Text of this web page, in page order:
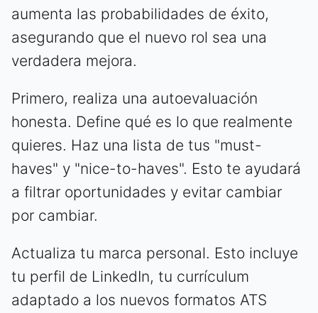
aumenta las probabilidades de éxito,
asegurando que el nuevo rol sea una
verdadera mejora.
Primero, realiza una autoevaluación
honesta. Define qué es lo que realmente
quieres. Haz una lista de tus "must-
haves" y "nice-to-haves". Esto te ayudará
a filtrar oportunidades y evitar cambiar
por cambiar.
Actualiza tu marca personal. Esto incluye
tu perfil de LinkedIn, tu currículum
adaptado a los nuevos formatos ATS